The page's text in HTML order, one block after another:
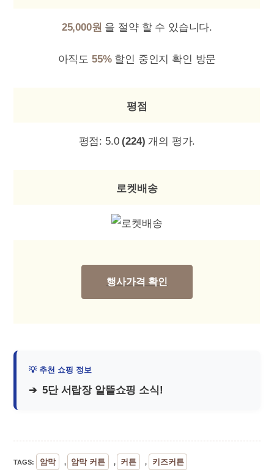
25,000원 을 절약 할 수 있습니다.
아직도 55%할인 중인지 확인 방문
평점
평점: 5.0 (224) 개의 평가.
로켓배송
행사가격 확인
5단 서랍장 알뜰쇼핑 소식!
TAGS: 암막 , 암막 커튼 , 커튼 , 키즈커튼